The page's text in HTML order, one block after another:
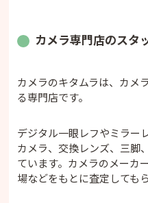
カメラ専門店のスタ
カメラのキタムラは、カメ
る専門店です。
デジタル一眼レフやミラー
カメラ、交換レンズ、三脚
ています。カメラのメーカ
場などをもとに査定しても